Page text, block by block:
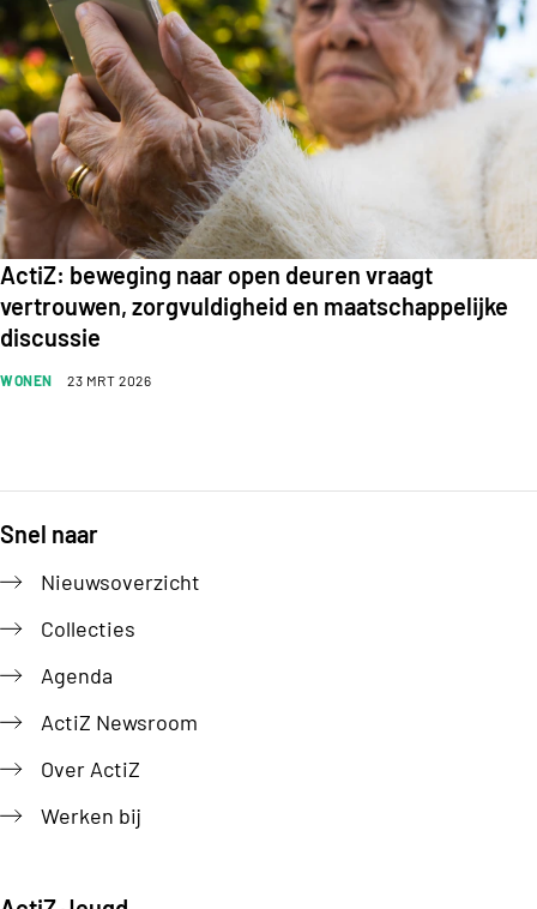
WONEN 23 MRT 2026
ActiZ: beweging naar open deuren vraagt
vertrouwen, zorgvuldigheid en maatschappelijke
discussie
Snel naar
Nieuwsoverzicht
Collecties
Agenda
ActiZ Newsroom
Over ActiZ
Werken bij